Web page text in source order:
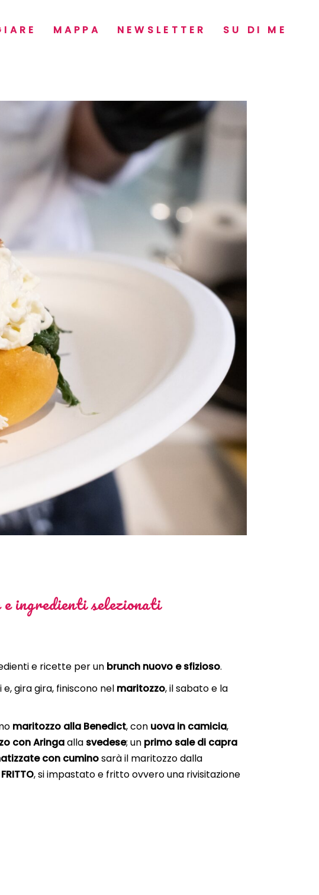
MAPPA NEWSLETTER SU DI ME
ingredienti selezionati
e ricette per un brunch nuovo e sfizioso.
gira gira, finiscono nel maritozzo, il sabato e la
maritozzo alla Benedict, con uova in camicia,
con Aringaalla svedese; un primo sale di capra
con cuminosarà il maritozzo dalla
, si impastato e fritto ovvero una rivisitazione